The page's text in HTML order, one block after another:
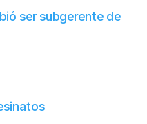
ser subgerente de